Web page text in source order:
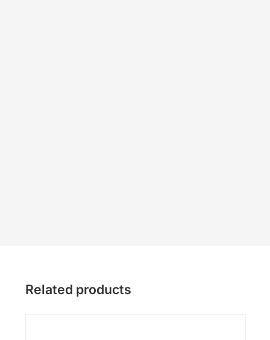
Related products